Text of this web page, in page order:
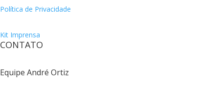
Política de Privacidade
Kit Imprensa
CONTATO
Equipe André Ortiz